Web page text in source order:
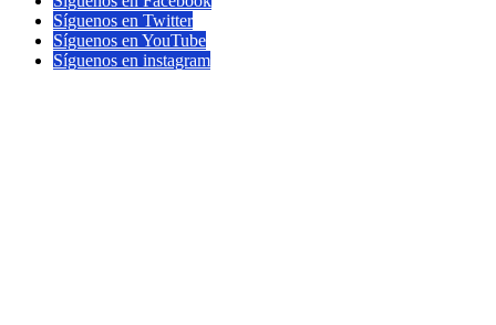
Síguenos en Twitter
Síguenos en YouTube
Síguenos en instagram